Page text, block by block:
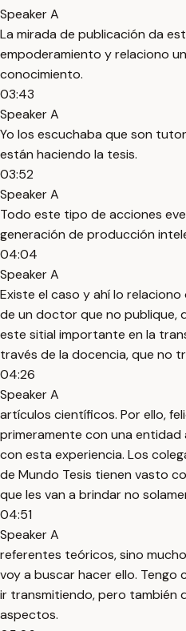
Speaker A
La mirada de publicación da
empoderamiento y relaciono
conocimiento.
03:43
Speaker A
Yo los escuchaba que son
están haciendo la tesis.
03:52
Speaker A
Todo este tipo de acciones
generación de producción
04:04
Speaker A
Existe el caso y ahí lo
de un doctor que no publique,
este sitial importante en la
través de la docencia, que no
04:26
Speaker A
artículos científicos. Por ello,
primeramente con una
con esta experiencia. Los
de Mundo Tesis tienen vasto
que les van a brindar no
04:51
Speaker A
referentes teóricos, sino
voy a buscar hacer ello.
ir transmitiendo, pero también
aspectos.